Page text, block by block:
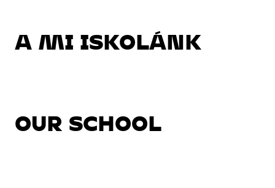
A MI ISKOLÁNK
OUR SCHOOL